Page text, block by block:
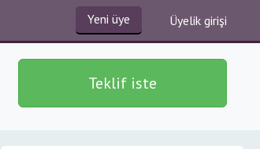
Yeni üye Üyelik girişi
Teklif iste